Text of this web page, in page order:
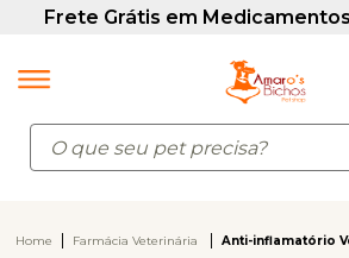
Home Farmácia Veterinária Anti-inflamatório